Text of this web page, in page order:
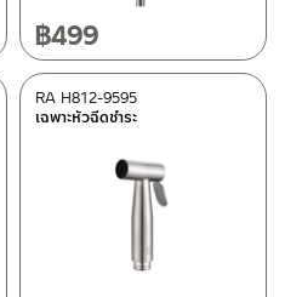
(10)
ละเอียดวัสดุ
฿499
เฉพาะหัวฉีดชำระ
RA H812-9595